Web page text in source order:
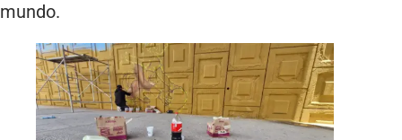
mundo.